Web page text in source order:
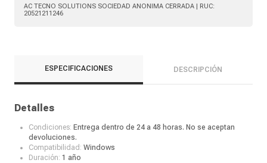
AC TECNO SOLUTIONS SOCIEDAD ANONIMA CERRADA | RUC:
20521211246
ESPECIFICACIONES DESCRIPCIÓN
Detalles
Condiciones: Entrega dentro de 24 a 48 horas. No se aceptan
devoluciones.
Compatibilidad: Windows
Duración: 1 año